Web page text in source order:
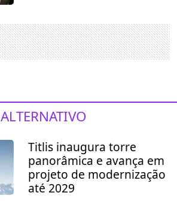
ALTERNATIVO
Titlis inaugura torre
panorâmica e avança em
projeto de modernização
até 2029